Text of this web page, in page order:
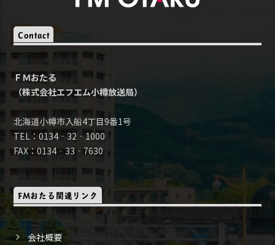
Contact
ＦＭおたる
（株式会社エフエム小樽放送局）
北海道小樽市入船4丁目9番1号
TEL：0134‐32‐1000
FAX：0134‐33‐7630
FMおたる関連リンク
会社概要